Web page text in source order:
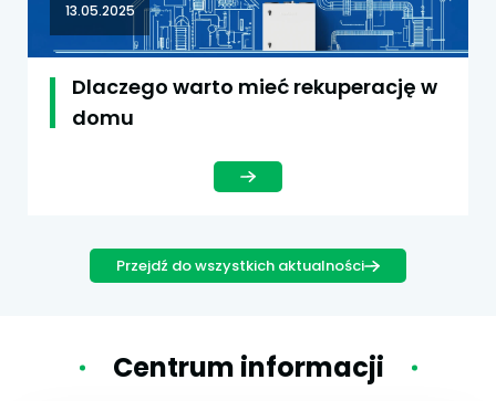
13.05.2025
Dlaczego warto mieć rekuperację w
domu
Przejdź do wszystkich aktualności
Centrum informacji